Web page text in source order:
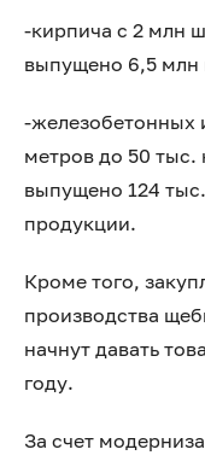
-кирпича с 2 млн
выпущено 6,5 млн
-железобетонных
метров до 50 тыс.
выпущено 124
продукции.
Кроме того,
производства
начнут давать
году.
За счет